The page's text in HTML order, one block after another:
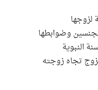
لزوجها
وضوابطها
النبوية